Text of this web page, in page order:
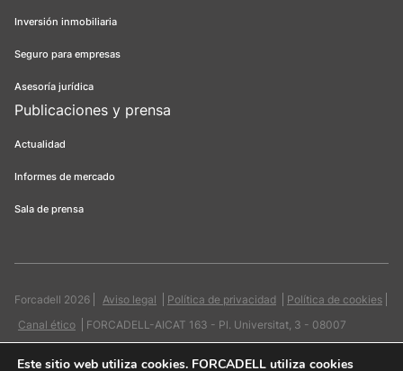
Inversión inmobiliaria
Seguro para empresas
Asesoría jurídica
Publicaciones y prensa
Actualidad
Informes de mercado
Sala de prensa
Forcadell 2026 Aviso legal Política de privacidad
Política de cookies
Canal ético
FORCADELL-AICAT 163 - Pl. Universitat, 3 - 08007
Este sitio web utiliza cookies. FORCADELL utiliza cookies